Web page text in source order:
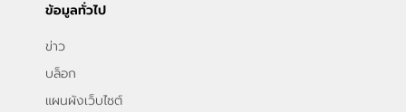
ข้อมูลทั่วไป
ข่าว
บล็อก
แผนผังเว็บไซต์